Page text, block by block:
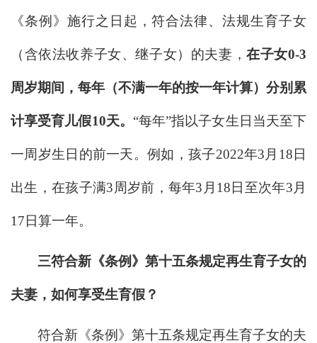
《条例》施行之日起，符合法律、法规生育子女
（含依法收养子女、继子女）的夫妻，在子女0-3
周岁期间，每年（不满一年的按一年计算）分别累
计享受育儿假10天。 “每年”指以子女生日当天至下
一周岁生日的前一天。例如，孩子2022年3月18日
出生，在孩子满3周岁前，每年3月18日至次年3月
17日算一年。
三符合新《条例》第十五条规定再生育子女的
夫妻，如何享受生育假？
符合新《条例》第十五条规定再生育子女的夫